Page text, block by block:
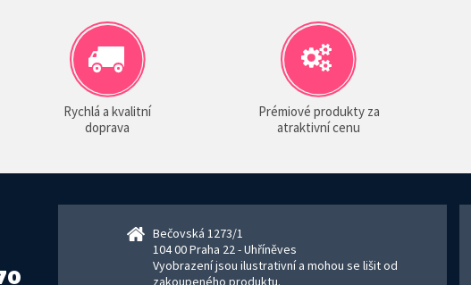
Rychlá a kvalitní
doprava
Prémiové produkty za
atraktivní cenu
Bečovská 1273/1
104 00 Praha 22 - Uhříněves
Vyobrazení jsou ilustrativní a mohou se lišit od
zakoupeného produktu.